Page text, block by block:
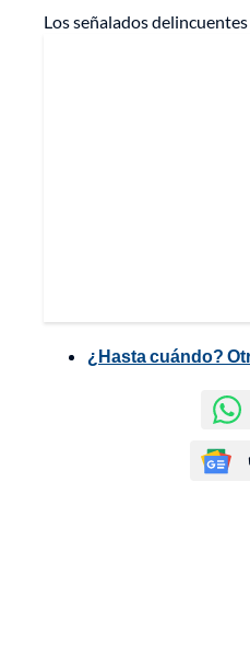
Los señalados
¿Hasta cuándo?